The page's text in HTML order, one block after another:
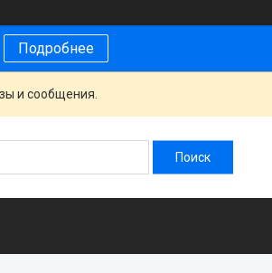
Подробнее
и сообщения.